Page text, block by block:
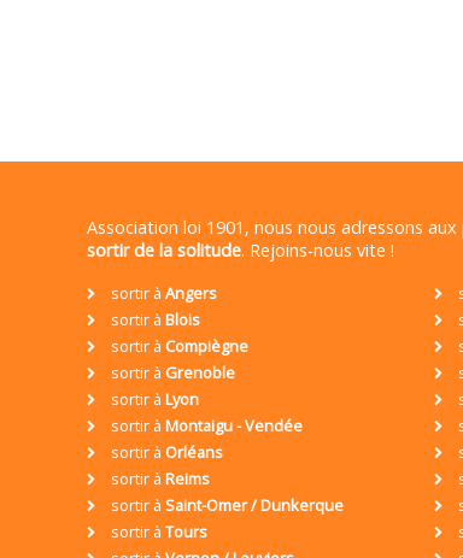
Association loi 1901, nous nous adressons aux
sortir de la solitude. Rejoins-nous vite !
sortir à Angers
sortir à Blois
sortir à Compiègne
sortir à Grenoble
sortir à Lyon
sortir à Montaigu - Vendée
sortir à Orléans
sortir à Reims
sortir à Saint-Omer / Dunkerque
sortir à Tours